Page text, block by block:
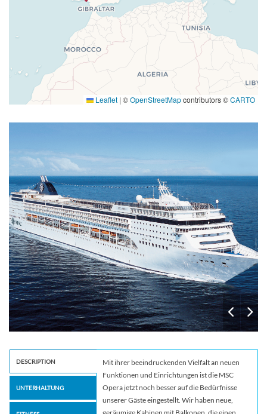
Leaflet | ©OpenStreetMapcontributors ©CARTO
DESCRIPTION
UNTERHALTUNG
Mit ihrer beeindruckenden Vielfalt an neuen
Funktionen und Einrichtungen ist die MSC
Opera jetzt noch besser auf die Bedürfnisse
unserer Gäste eingestellt. Wir haben neue,